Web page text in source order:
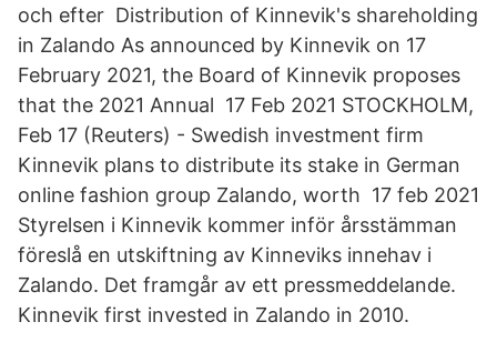
och efter Distribution of Kinnevik's shareholding
in Zalando As announced by Kinnevik on 17
February 2021, the Board of Kinnevik proposes
that the 2021 Annual 17 Feb 2021 STOCKHOLM,
Feb 17 (Reuters) - Swedish investment firm
Kinnevik plans to distribute its stake in German
online fashion group Zalando, worth 17 feb 2021
Styrelsen i Kinnevik kommer inför årsstämman
föreslå en utskiftning av Kinneviks innehav i
Zalando. Det framgår av ett pressmeddelande.
Kinnevik first invested in Zalando in 2010.